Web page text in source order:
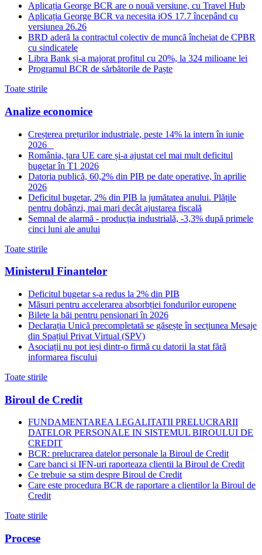
Aplicația George BCR are o nouă versiune, cu Travel Hub
Aplicația George BCR va necesita iOS 17.7 începând cu
versiunea 26.26
BRD aderă la contractul colectiv de muncă încheiat de CPBR
cu sindicatele
Libra Bank și-a majorat profitul cu 20%, la 324 milioane lei
Programul BCR de sărbătorile de Paște
Toate stirile
Analize economice
Creșterea prețurilor industriale, peste 14% la intern în iunie
2026
România, țara UE care și-a ajustat cel mai mult deficitul
bugetar în T1 2026
Datoria publică, 60,2% din PIB pe date operative, în aprilie
2026
Deficitul bugetar, 2% din PIB la jumătatea anului. Plățile
pentru dobânzi, mai mari decât ajustarea fiscală
Semnal de alarmă - producția industrială, -3,3% după primele
cinci luni ale anului
Toate stirile
Ministerul Finantelor
Deficitul bugetar s-a redus la 2% din PIB
Măsuri pentru accelerarea absorbției fondurilor europene
Bilete la băi pentru pensionari în 2026
Declarația Unică precompletată se găsește în secțiunea Mesaje
din Spațiul Privat Virtual (SPV)
Asociații nu pot ieși dintr-o firmă cu datorii la stat fără
informarea fiscului
Toate stirile
Biroul de Credit
FUNDAMENTAREA LEGALITATII PRELUCRARII
DATELOR PERSONALE IN SISTEMUL BIROULUI DE
CREDIT
BCR: prelucrarea datelor personale la Biroul de Credit
Care banci si IFN-uri raporteaza clientii la Biroul de Credit
Ce trebuie sa stim despre Biroul de Credit
Care este procedura BCR de raportare a clientilor la Biroul de
Credit
Toate stirile
Procese